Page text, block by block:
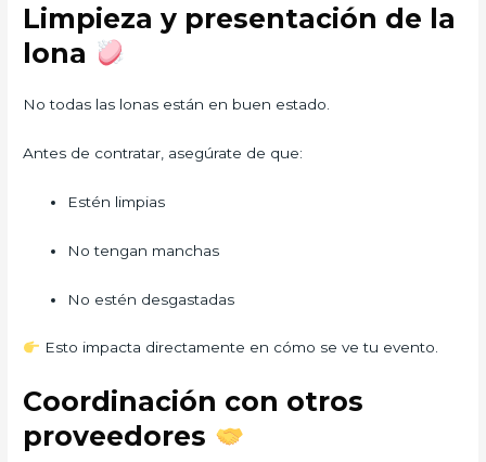
Limpieza y presentación de la
lona
No todas las lonas están en buen estado.
Antes de contratar, asegúrate de que:
Estén limpias
No tengan manchas
No estén desgastadas
Esto impacta directamente en cómo se ve tu evento.
Coordinación con otros
proveedores